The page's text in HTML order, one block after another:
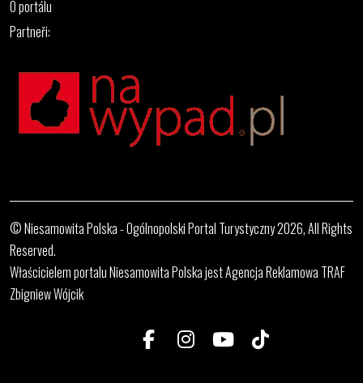
O portálu
Partneři:
© Niesamowita Polska - Ogólnopolski Portal Turystyczny 2026, All Rights
Reserved.
Właścicielem portalu Niesamowita Polska jest Agencja Reklamowa TRAF
Zbigniew Wójcik